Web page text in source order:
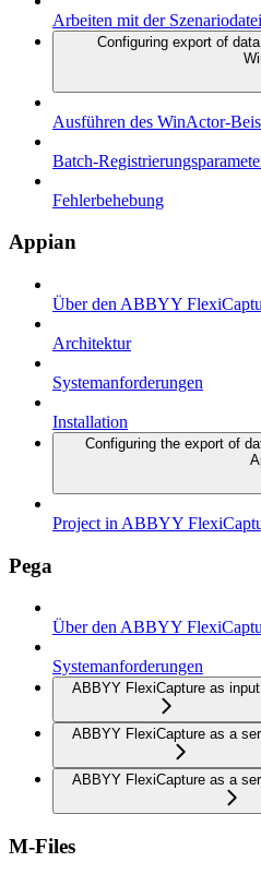
Arbeiten mit der
Configuring export of
Ausführen des WinActor-
Batch-
Fehlerbehebung
Appian
Über den ABBYY
Architektur
Systemanforderungen
Installation
Configuring the export of
Project in ABBYY
Pega
Über den ABBYY
Systemanforderungen
ABBYY FlexiCapture as input
ABBYY FlexiCapture as a
ABBYY FlexiCapture as a
M-Files